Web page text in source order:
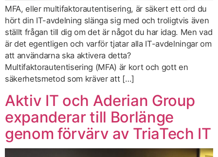
MFA, eller multifaktorautentisering, är säkert ett ord du
hört din IT-avdelning slänga sig med och troligtvis även
ställt frågan till dig om det är något du har idag. Men vad
är det egentligen och varför tjatar alla IT-avdelningar om
att användarna ska aktivera detta?
Multifaktorautentisering (MFA) är kort och gott en
säkerhetsmetod som kräver att […]
Aktiv IT och Aderian Group
expanderar till Borlänge
genom förvärv av TriaTech IT